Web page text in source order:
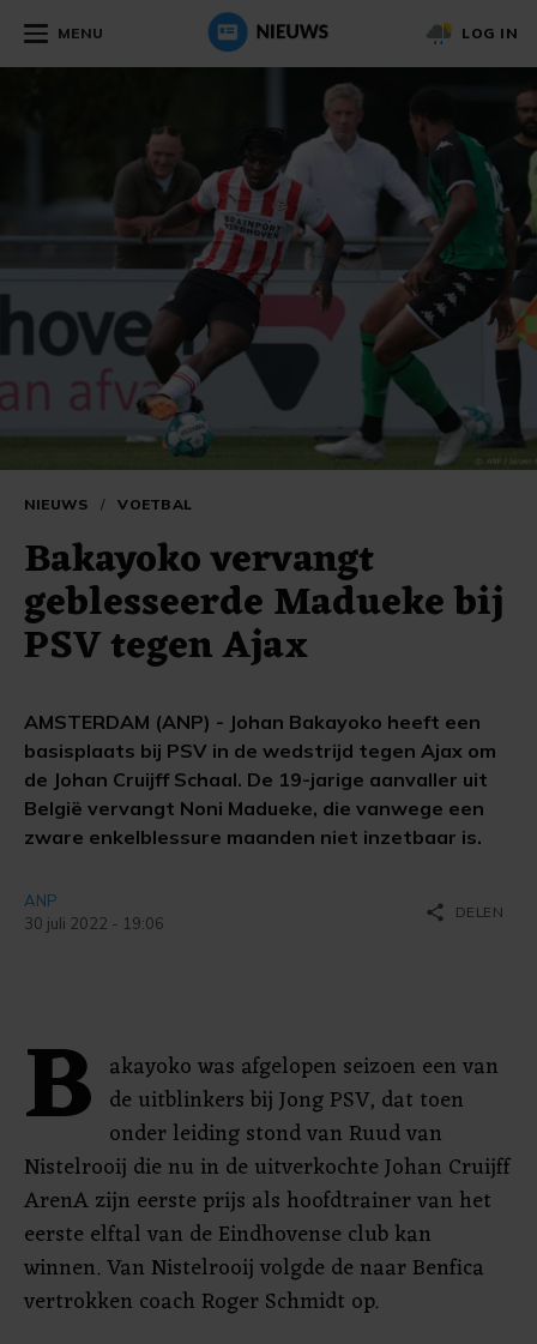
MENU LOG IN
NIEUWS / VOETBAL
Bakayoko vervangt
geblesseerde Madueke bij
PSV tegen Ajax
AMSTERDAM (ANP) - Johan Bakayoko heeft een
basisplaats bij PSV in de wedstrijd tegen Ajax om
de Johan Cruijff Schaal. De 19-jarige aanvaller uit
België vervangt Noni Madueke, die vanwege een
zware enkelblessure maanden niet inzetbaar is.
ANP
30 juli 2022 - 19:06
share DELEN
B akayoko was afgelopen seizoen een van
de uitblinkers bij Jong PSV, dat toen
onder leiding stond van Ruud van
Nistelrooij die nu in de uitverkochte Johan Cruijff
ArenA zijn eerste prijs als hoofdtrainer van het
eerste elftal van de Eindhovense club kan
winnen. Van Nistelrooij volgde de naar Benfica
vertrokken coach Roger Schmidt op.